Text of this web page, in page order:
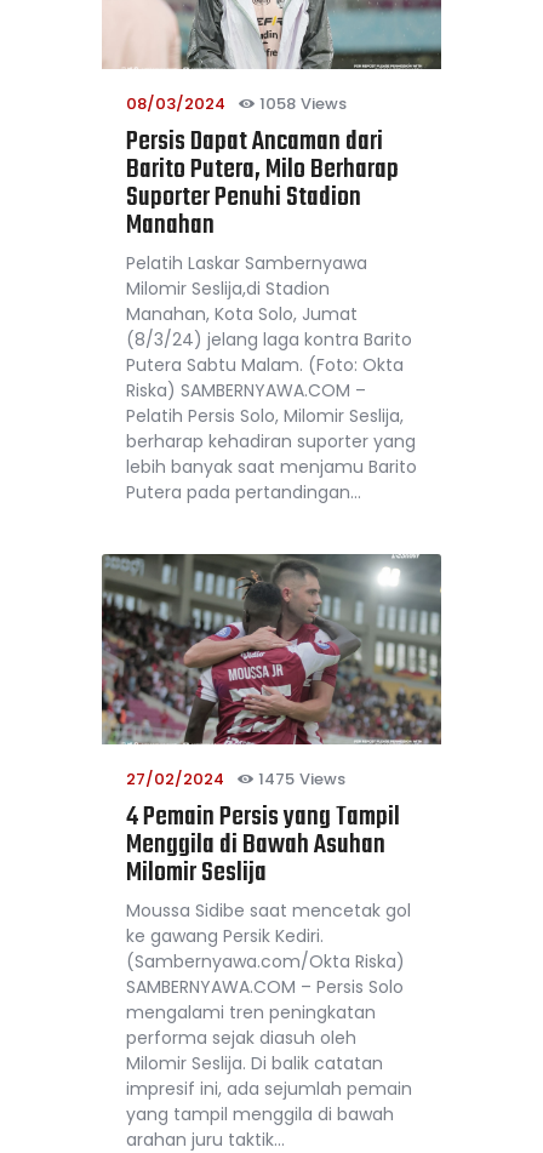
08/03/2024 1058 Views
Persis Dapat Ancaman dari
Barito Putera, Milo Berharap
Suporter Penuhi Stadion
Manahan
Pelatih Laskar Sambernyawa
Milomir Seslija,di Stadion
Manahan, Kota Solo, Jumat
(8/3/24) jelang laga kontra Barito
Putera Sabtu Malam. (Foto: Okta
Riska) SAMBERNYAWA.COM –
Pelatih Persis Solo, Milomir Seslija,
berharap kehadiran suporter yang
lebih banyak saat menjamu Barito
Putera pada pertandingan…
27/02/2024 1475 Views
4 Pemain Persis yang Tampil
Menggila di Bawah Asuhan
Milomir Seslija
Moussa Sidibe saat mencetak gol
ke gawang Persik Kediri.
(Sambernyawa.com/Okta Riska)
SAMBERNYAWA.COM – Persis Solo
mengalami tren peningkatan
performa sejak diasuh oleh
Milomir Seslija. Di balik catatan
impresif ini, ada sejumlah pemain
yang tampil menggila di bawah
arahan juru taktik…